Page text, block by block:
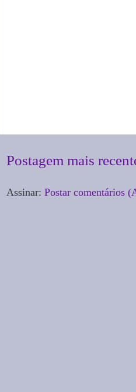
Postagem mais
Assinar: Postar comentários